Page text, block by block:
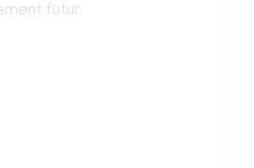
futur.